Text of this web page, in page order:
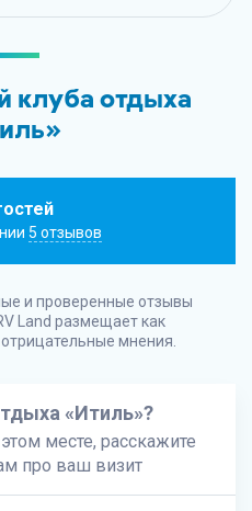
клуба отдыха
5 отзывов
и проверенные отзывы
Land размещает как
мнения.
«Итиль»?
месте, расскажите
про ваш визит